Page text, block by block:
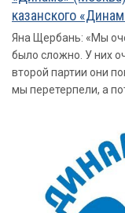
казанского
Яна Щербань: «Мы
было сложно. У них
второй партии они
мы перетерпели, а